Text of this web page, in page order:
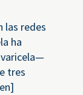
las redes
ha
tres